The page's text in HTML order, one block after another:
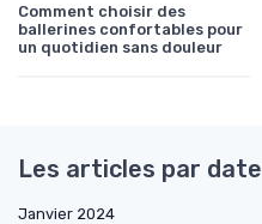
Comment choisir des
ballerines confortables pour
un quotidien sans douleur
Les articles par date
Janvier 2024